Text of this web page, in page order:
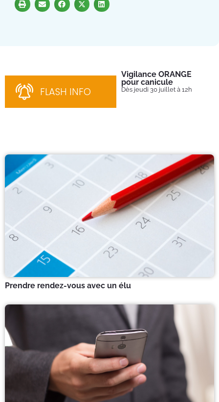
FLASH INFO
Vigilance ORANGE
pour canicule
Dès jeudi 30 juillet à 12h
Prendre rendez-vous avec un élu